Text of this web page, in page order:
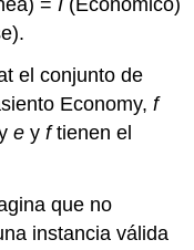
el conjunto de
Economy,f
e yftienen el
que no
instancia válida